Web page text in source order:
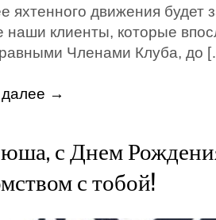
яхтенного движения будет
наши клиенты, которые
Членами Клуба, до
далее →
с Днем
с тобой!